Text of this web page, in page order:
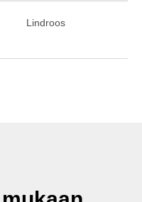
Lindroos